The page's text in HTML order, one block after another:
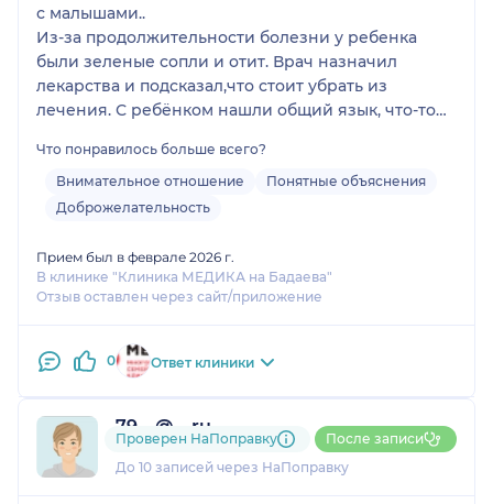
с малышами..
Из-за продолжительности болезни у ребенка
были зеленые сопли и отит. Врач назначил
лекарства и подсказал,что стоит убрать из
лечения. С ребёнком нашли общий язык, что-то
заболеем. Также сказал убрать сладкое, мучное,
солёное. Впервые вижу врача, что при подобном
диагнозе просит убрать часть продуктов. Очень
удовольствием пойдём ещё именно к нему,
спасибо!!
Что понравилось больше всего?
Внимательное отношение
Понятные объяснения
Доброжелательность
Прием был в феврале 2026 г.
В клинике "Клиника МЕДИКА на Бадаева"
Отзыв оставлен через сайт/приложение
0 Ответ клиники
79....@....ru
1 отзыв
До 10 записей через НаПоправку
Проверен НаПоправку После записи